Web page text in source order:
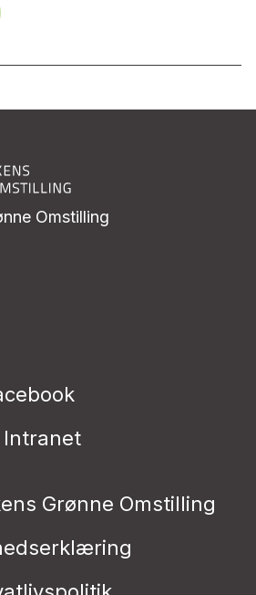
Omstilling
Intranet
Grønne Omstilling